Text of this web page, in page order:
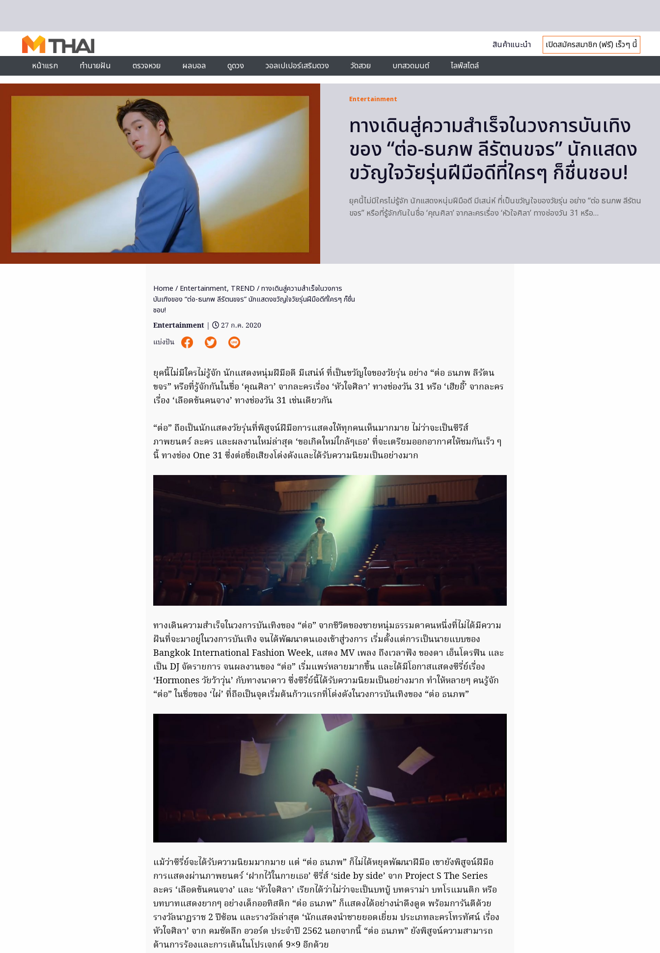
สินค้าแนะนำ
เปิดสมัครสมาชิก (ฟรี) เร็วๆ นี้
หน้าแรก
ทำนายฝัน ตรวจหวย ผลบอล ดูดวง วอลเปเปอร์เสริมดวง วัดสวย บทสวดมนต์ ไลฟ์สไตล์
Entertainment
ทางเดินสู่ความสำเร็จในวงการบันเทิง
ของ “ต่อ-ธนภพ ลีรัตนขจร” นักแสดง
ขวัญใจวัยรุ่นฝีมือดีที่ใครๆ ก็ชื่นชอบ!
ยุคนี้ไม่มีใครไม่รู้จัก นักแสดงหนุ่มฝีมือดี มีเสน่ห์ ที่เป็นขวัญใจของวัยรุ่น อย่าง “ต่อ ธนภพ ลีรัตน
ขจร” หรือที่รู้จักกันในชื่อ ‘คุณศิลา’ จากละครเรื่อง ‘หัวใจศิลา’ ทางช่องวัน 31 หรือ…
Home / Entertainment, TREND / ทางเดินสู่ความสำเร็จในวงการ
บันเทิงของ “ต่อ-ธนภพ ลีรัตนขจร” นักแสดงขวัญใจวัยรุ่นฝีมือดีที่ใครๆ ก็ชื่น
ชอบ!
Entertainment |
27 ก.ค. 2020
แบ่งปัน
ยุคนี้ไม่มีใครไม่รู้จัก นักแสดงหนุ่มฝีมือดี มีเสน่ห์ ที่เป็นขวัญใจของวัยรุ่น อย่าง “ต่อ ธนภพ ลีรัตน
ขจร” หรือที่รู้จักกันในชื่อ ‘คุณศิลา’ จากละครเรื่อง ‘หัวใจศิลา’ ทางช่องวัน 31 หรือ ‘เฮียอี้’ จากละคร
เรื่อง ‘เลือดข้นคนจาง’ ทางช่องวัน 31 เช่นเดียวกัน
“ต่อ” ถือเป็นนักแสดงวัยรุ่นที่พิสูจน์ฝีมือการแสดงให้ทุกคนเห็นมากมาย ไม่ว่าจะเป็นซีรีส์
ภาพยนตร์ ละคร และผลงานใหม่ล่าสุด ‘ขอเกิดใหม่ใกล้ๆเธอ’ ที่จะเตรียมออกอากาศให้ชมกันเร็ว ๆ
นี้ ทางช่อง One 31 ซึ่งต่อชื่อเสียงโด่งดังและได้รับความนิยมเป็นอย่างมาก
ทางเดินความสำเร็จในวงการบันเทิงของ “ต่อ” จากชีวิตของชายหนุ่มธรรมดาคนหนึ่งที่ไม่ได้มีความ
ฝันที่จะมาอยู่ในวงการบันเทิง จนได้พัฒนาตนเองเข้าสู่วงการ เริ่มตั้งแต่การเป็นนายแบบของ
Bangkok International Fashion Week, แสดง MV เพลง ถึงเวลาฟัง ของดา เอ็นโดรฟิน และ
เป็น DJ จัดรายการ จนผลงานของ “ต่อ” เริ่มแพร่หลายมากขึ้น และได้มีโอกาสแสดงซีรี่ย์เรื่อง
‘Hormones วัยว้าวุ่น’ กับทางนาดาว ซึ่งซีรี่ย์นี้ได้รับความนิยมเป็นอย่างมาก ทำให้หลายๆ คนรู้จัก
“ต่อ” ในชื่อของ ‘ไผ่’ ที่ถือเป็นจุดเริ่มต้นก้าวแรกที่โด่งดังในวงการบันเทิงของ “ต่อ ธนภพ”
แม้ว่าซีรี่ย์จะได้รับความนิยมมากมาย แต่ “ต่อ ธนภพ” ก็ไม่ได้หยุดพัฒนาฝีมือ เขายังพิสูจน์ฝีมือ
การแสดงผ่านภาพยนตร์ ‘ฝากไว้ในกายเธอ’ ซีรี่ส์ ‘side by side’ จาก Project S The Series
ละคร ‘เลือดข้นคนจาง’ และ ‘หัวใจศิลา’ เรียกได้ว่าไม่ว่าจะเป็นบทบู้ บทดราม่า บทโรแมนติก หรือ
บทบาทแสดงยากๆ อย่างเด็กออทิสติก “ต่อ ธนภพ” ก็แสดงได้อย่างน่าดึงดูด พร้อมการันตีด้วย
รางวัลนาฏราช 2 ปีซ้อน และรางวัลล่าสุด ‘นักแสดงนำชายยอดเยี่ยม ประเภทละครโทรทัศน์ เรื่อง
หัวใจศิลา’ จาก คมชัดลึก อวอร์ด ประจำปี 2562 นอกจากนี้ “ต่อ ธนภพ” ยังพิสูจน์ความสามารถ
ด้านการร้องและการเต้นในโปรเจกต์ 9×9 อีกด้วย